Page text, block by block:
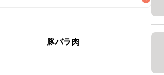
おすすめします。
豚バラ肉